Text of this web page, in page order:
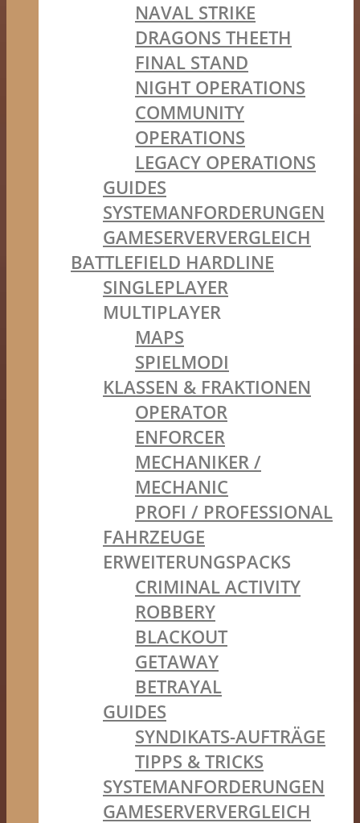
NAVAL STRIKE
DRAGONS THEETH
FINAL STAND
NIGHT OPERATIONS
COMMUNITY
OPERATIONS
LEGACY OPERATIONS
GUIDES
SYSTEMANFORDERUNGEN
GAMESERVERVERGLEICH
BATTLEFIELD HARDLINE
SINGLEPLAYER
MULTIPLAYER
MAPS
SPIELMODI
KLASSEN & FRAKTIONEN
OPERATOR
ENFORCER
MECHANIKER /
MECHANIC
PROFI / PROFESSIONAL
FAHRZEUGE
ERWEITERUNGSPACKS
CRIMINAL ACTIVITY
ROBBERY
BLACKOUT
GETAWAY
BETRAYAL
GUIDES
SYNDIKATS-AUFTRÄGE
TIPPS & TRICKS
SYSTEMANFORDERUNGEN
GAMESERVERVERGLEICH